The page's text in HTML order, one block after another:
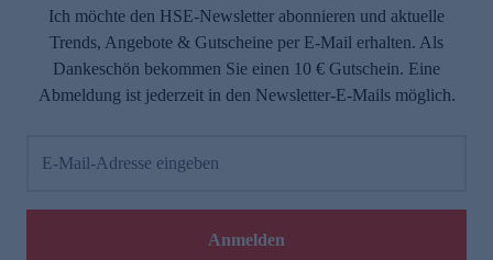
Ich möchte den HSE-Newsletter abonnieren und aktuelle
Trends, Angebote & Gutscheine per E-Mail erhalten. Als
Dankeschön bekommen Sie einen 10 € Gutschein. Eine
Abmeldung ist jederzeit in den Newsletter-E-Mails möglich.
E-Mail-Adresse eingeben
Anmelden